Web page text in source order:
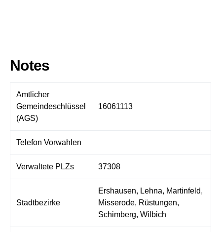
Notes
Amtlicher
Gemeindeschlüssel
(AGS)
16061113
Telefon Vorwahlen
Verwaltete PLZs 37308
Stadtbezirke
Ershausen, Lehna, Martinfeld,
Misserode, Rüstungen,
Schimberg, Wilbich